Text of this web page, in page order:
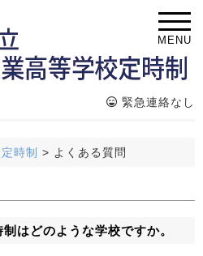
MENU
緊急連絡なし
時制 > よくある質問
はどのような学校ですか。